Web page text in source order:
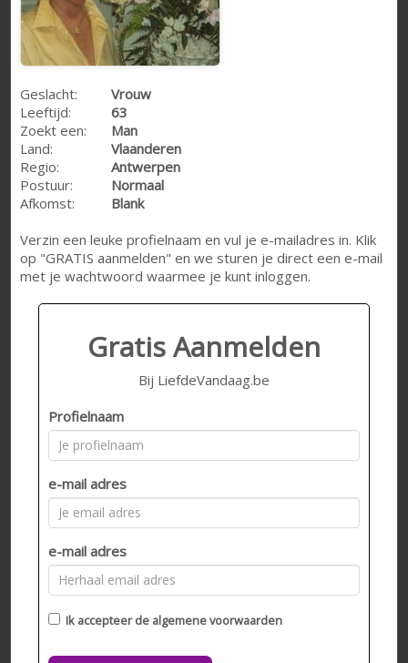
Geslacht:
Vrouw
Leeftijd:
63
Zoekt een:
Man
Land:
Vlaanderen
Regio:
Antwerpen
Postuur:
Normaal
Afkomst:
Blank
Verzin een leuke profielnaam en vul je e-mailadres in. Klik
op "GRATIS aanmelden" en we sturen je direct een e-mail
met je wachtwoord waarmee je kunt inloggen.
Gratis Aanmelden
Bij LiefdeVandaag.be
Profielnaam
e-mail adres
e-mail adres
Ik accepteer de algemene voorwaarden